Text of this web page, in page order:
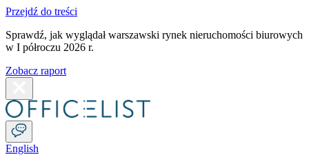
Przejdź do treści
Sprawdź, jak wyglądał warszawski rynek nieruchomości biurowych
w I półroczu 2026 r.
Zobacz raport
English